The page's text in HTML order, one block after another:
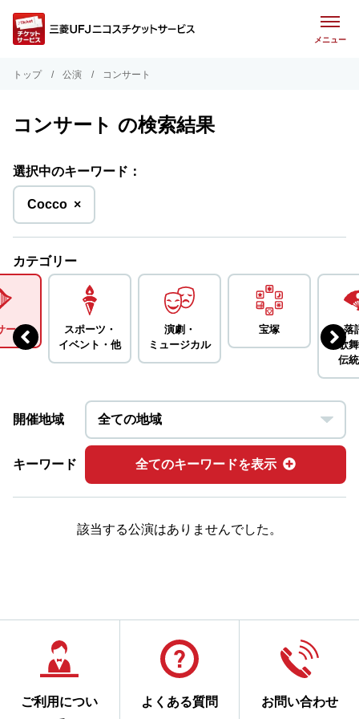
メニュー
トップ 公演 コンサート
コンサート の検索結果
選択中のキーワード：
Coccoを
削
除
×
カテゴリー
ート
スポーツ・
イベント・ 他
演劇・
ミュージカル
宝塚
落
歌
伝
開催地域
キーワード 全てのキーワードを表示
該当する公演はありませんでした。
ご利用につい
よくある質問 お問い合わせ